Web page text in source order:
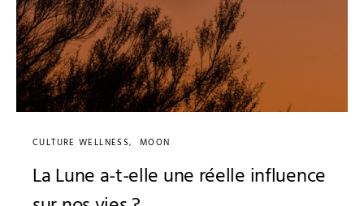
CULTURE WELLNESS MOON
La Lune a-t-elle une réelle influence